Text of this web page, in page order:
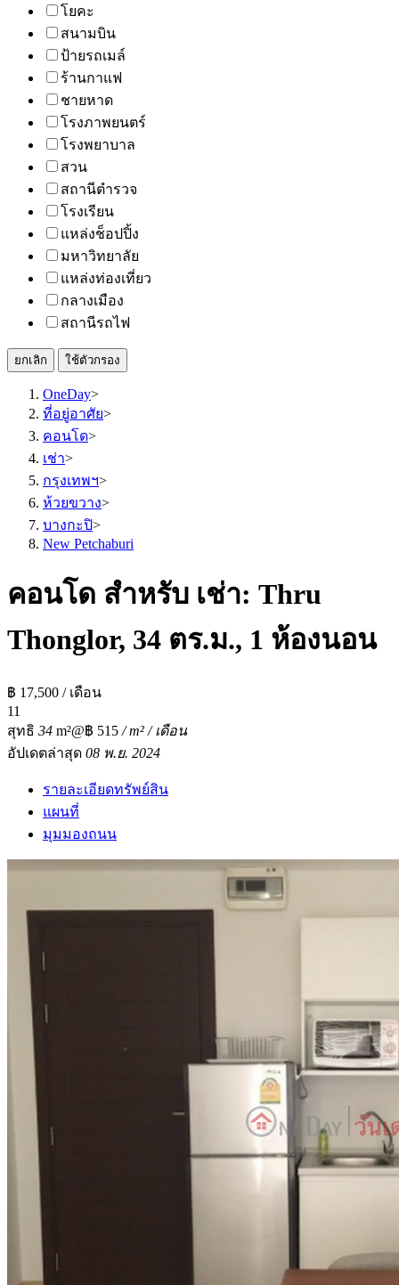
โยคะ
สนามบิน
ป้ายรถเมล์
ร้านกาแฟ
ชายหาด
โรงภาพยนตร์
โรงพยาบาล
สวน
สถานีตำรวจ
โรงเรียน
แหล่งช็อปปิ้ง
มหาวิทยาลัย
แหล่งท่องเที่ยว
กลางเมือง
สถานีรถไฟ
ยกเลิก ใช้ตัวกรอง
OneDay>
ที่อยู่อาศัย>
คอนโด>
เช่า>
กรุงเทพฯ>
ห้วยขวาง>
บางกะปิ>
New Petchaburi
คอนโด สำหรับ เช่า: Thru
Thonglor, 34 ตร.ม., 1 ห้องนอน
฿ 17,500 / เดือน
11
สุทธิ 34 m²@฿ 515 / m² / เดือน
อัปเดตล่าสุด 08 พ.ย. 2024
รายละเอียดทรัพย์สิน
แผนที่
มุมมองถนน